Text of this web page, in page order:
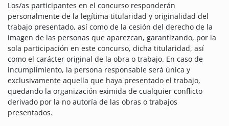
Los/as participantes en el concurso responderán
personalmente de la legítima titularidad y originalidad del
trabajo presentado, así como de la cesión del derecho de la
imagen de las personas que aparezcan, garantizando, por la
sola participación en este concurso, dicha titularidad, así
como el carácter original de la obra o trabajo. En caso de
incumplimiento, la persona responsable será única y
exclusivamente aquella que haya presentado el trabajo,
quedando la organización eximida de cualquier conflicto
derivado por la no autoría de las obras o trabajos
presentados.